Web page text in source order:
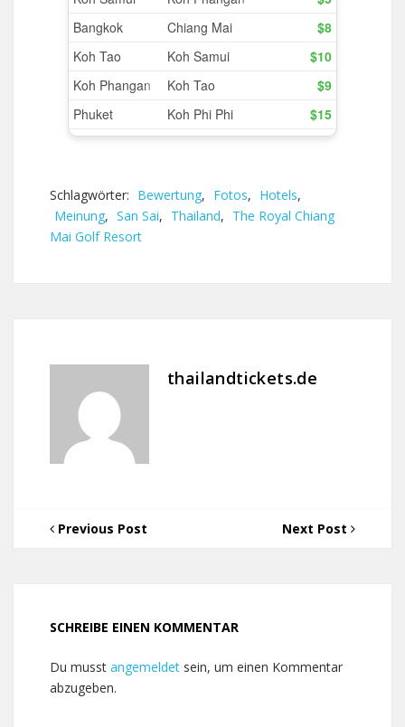
Schlagwörter: Bewertung, Fotos, Hotels,
Meinung, San Sai, Thailand, The Royal Chiang
Mai Golf Resort
thailandtickets.de
Previous Post Next Post
SCHREIBE EINEN KOMMENTAR
Du musst angemeldet sein, um einen Kommentar
abzugeben.